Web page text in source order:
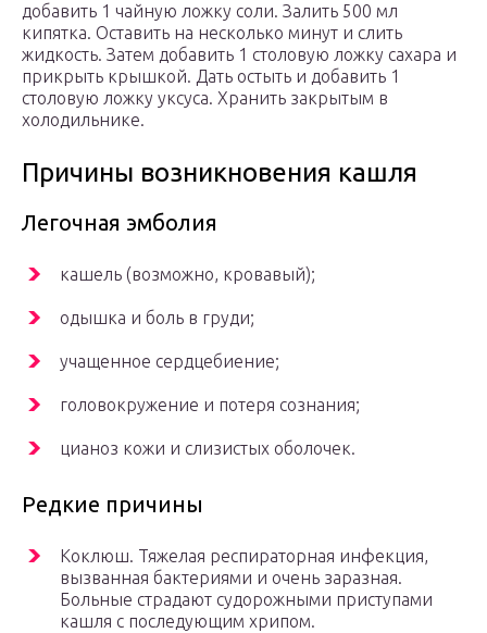
добавить 1 чайную ложку соли. Залить 500 мл
кипятка. Оставить на несколько минут и слить
жидкость. Затем добавить 1 столовую ложку сахара и
прикрыть крышкой. Дать остыть и добавить 1
столовую ложку уксуса. Хранить закрытым в
холодильнике.
Причины возникновения кашля
Легочная эмболия
кашель (возможно, кровавый);
одышка и боль в груди;
учащенное сердцебиение;
головокружение и потеря сознания;
цианоз кожи и слизистых оболочек.
Редкие причины
Коклюш. Тяжелая респираторная инфекция,
вызванная бактериями и очень заразная.
Больные страдают судорожными приступами
кашля с последующим хрипом.